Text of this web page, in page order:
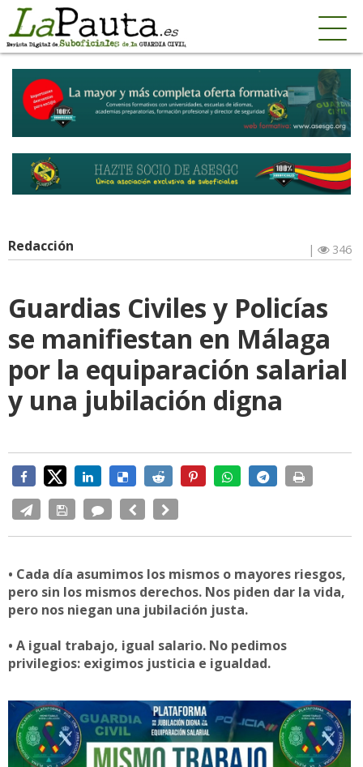
Redacción | 346
Guardias Civiles y Policías
se manifiestan en Málaga
por la equiparación salarial
y una jubilación digna
• Cada día asumimos los mismos o mayores riesgos,
pero sin los mismos derechos. Nos piden dar la vida,
pero nos niegan una jubilación justa.
• A igual trabajo, igual salario. No pedimos
privilegios: exigimos justicia e igualdad.